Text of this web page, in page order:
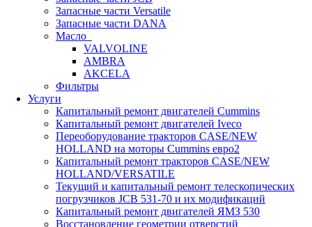
Запасные части Versatile
Запасные части DANA
Масло
VALVOLINE
AMBRA
AKCELA
Фильтры
Услуги
Капитальный ремонт двигателей Cummins
Капитальный ремонт двигателей Iveco
Переоборудование тракторов CASE/NEW
HOLLAND на моторы Cummins евро2
Капитальный ремонт тракторов CASE/NEW
HOLLAND/VERSATILE
Текущий и капитальный ремонт телескопических
погрузчиков JCB 531-70 и их модификаций
Капитальный ремонт двигателей ЯМЗ 530
Восстановление геометрии отверстий